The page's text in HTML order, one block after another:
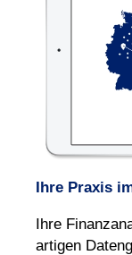
Ihre Praxis
Ihre
artigen Daten